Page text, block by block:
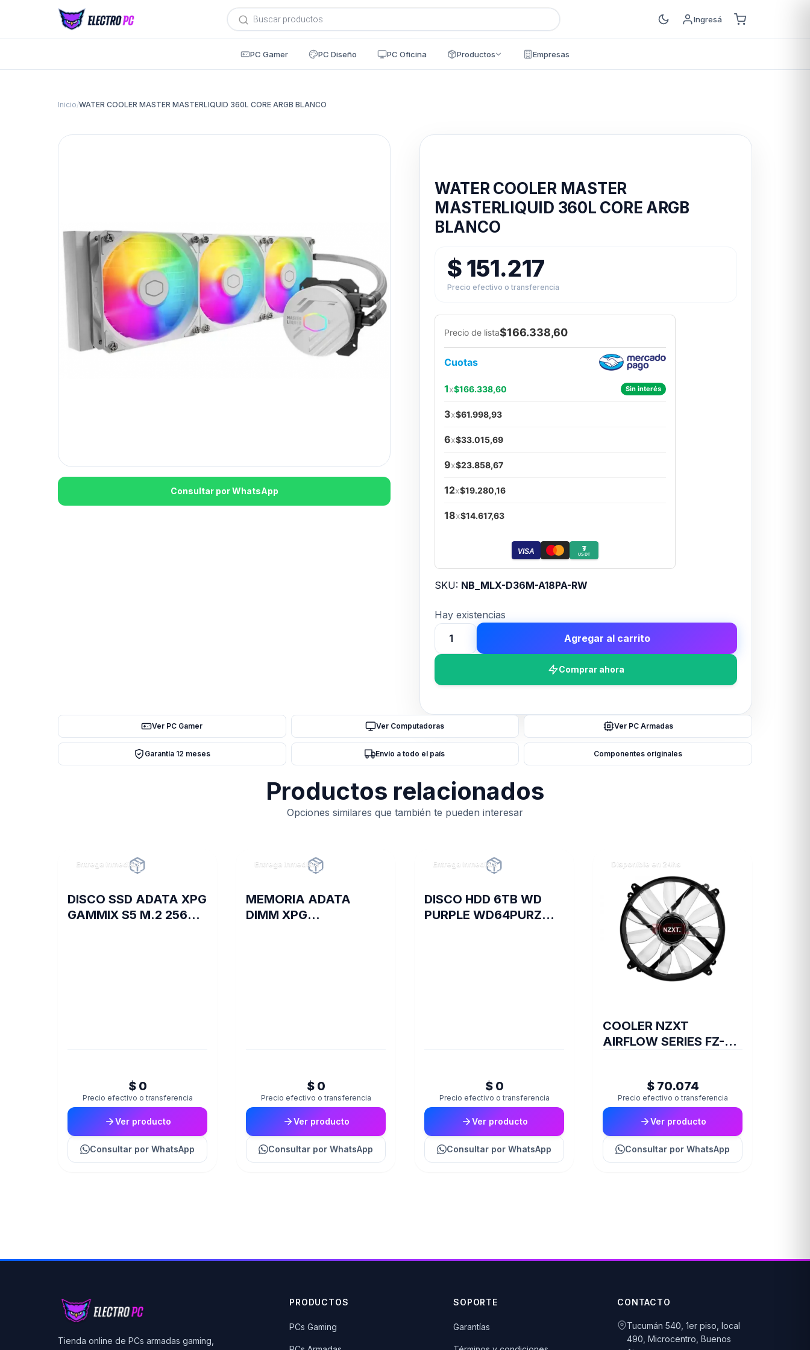
Búsqueda
de
productos
Ingresá
PC Gamer PC Diseño PC Oficina Productos Empresas
Inicio/WATER COOLER MASTER MASTERLIQUID 360L CORE ARGB BLANCO
Consultar por WhatsApp
WATER COOLER MASTER
MASTERLIQUID 360L CORE ARGB
BLANCO
$151.217
Precio efectivo o transferencia
Precio de lista$166.338,60
Cuotas
1x$166.338,60 Sin interés
3x$61.998,93
6x$33.015,69
9x$23.858,67
12x$19.280,16
18x$14.617,63
VISA ₮
USDT
SKU: NB_MLX-D36M-A18PA-RW
Hay existencias
WATER
COOLER
ARGB
BLANCO
cantidad
Agregar al carrito
Comprar ahora
Ver PC Gamer Ver Computadoras Ver PC Armadas
Garantía 12 meses Envío a todo el país Componentes originales
Productos relacionados
Opciones similares que también te pueden interesar
Entrega inmediata
DISCO SSD ADATA XPG
GAMMIX S5 M.2 256GB
$ 0
Precio efectivo o transferencia
Ver producto
Consultar por WhatsApp
Entrega inmediata
MEMORIA ADATA
DIMM XPG
$ 0
Precio efectivo o transferencia
Ver producto
Consultar por WhatsApp
Entrega inmediata
DISCO HDD 6TB WD
PURPLE WD64PURZ
$ 0
Precio efectivo o transferencia
Ver producto
Consultar por WhatsApp
Disponible en 24hs
COOLER NZXT
AIRFLOW SERIES FZ-
$ 70.074
Precio efectivo o transferencia
Ver producto
Consultar por WhatsApp
Tienda online de PCs armadas gaming,
PRODUCTOS
PCs Gaming
SOPORTE
Garantías
CONTACTO
Tucumán 540, 1er piso, local
490, Microcentro, Buenos